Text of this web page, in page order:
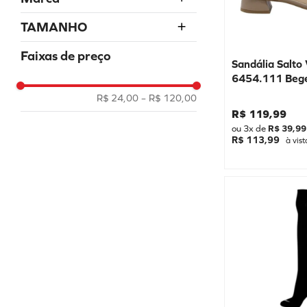
Sandália NÃO USAR
Tamancos
VIZZANO
GRENDENE KIDS
PICCADILLY
TAMANHO
36
37
Faixas de preço
R$ 24,00 – R$ 120,00
Sandália Salto
6454.111
R$ 119,99
ou 3x de R$ 39,99
R$ 113,99 à